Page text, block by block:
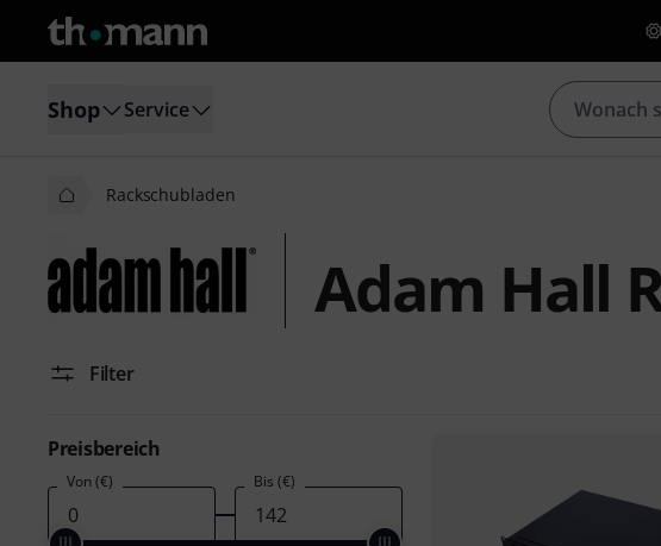
Shop Service
Rackschubladen
Adam Hall
Filter
Preisbereich
Von (€) Bis (€)